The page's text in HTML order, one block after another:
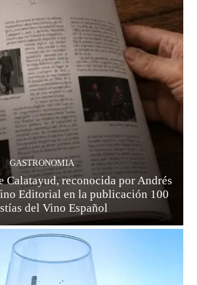
GASTRONOMIA
Calatayud, reconocida por Andrés
Editorial en la publicación 100
del Vino Español